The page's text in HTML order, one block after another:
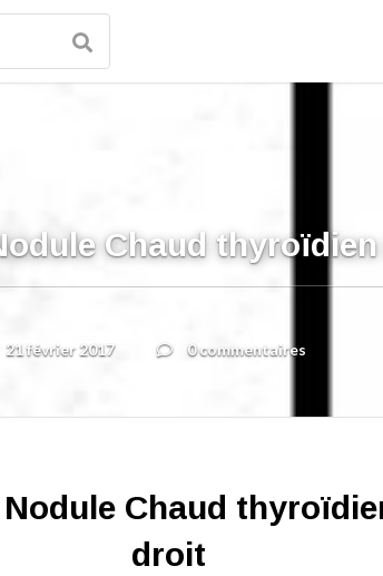
Chaud
21 février 2017 0 commentaires
Chaud
droit